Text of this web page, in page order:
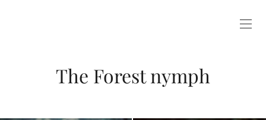
The Forest nymph